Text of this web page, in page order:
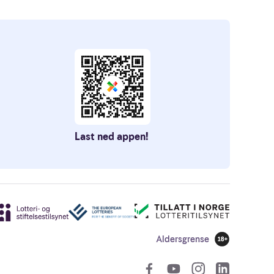
Last ned appen!
Aldersgrense
18 år